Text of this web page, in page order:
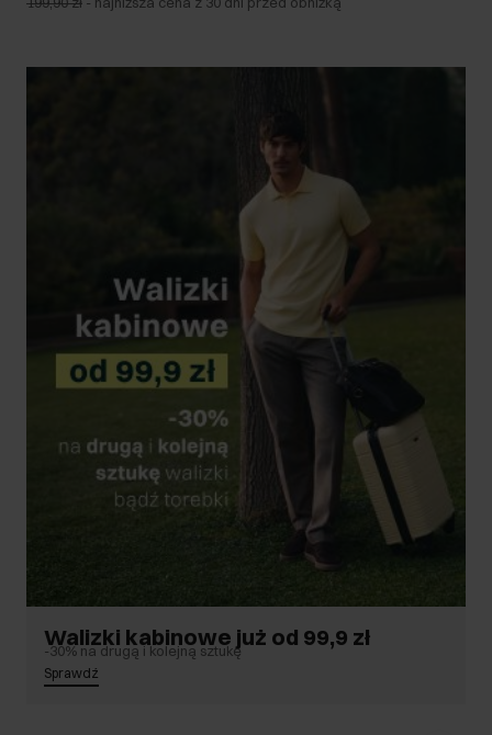
Walizki kabinowe już od 99,9 zł
-30% na drugą i kolejną sztukę
Sprawdź